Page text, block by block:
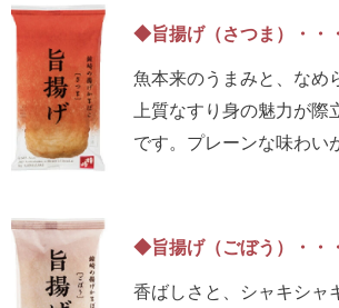
◆旨揚げ（さつま）・・
魚本来のうまみと、なめ
上質なすり身の魅力が際
です。プレーンな味わい
◆旨揚げ（ごぼう）・・
香ばしさと、シャキシャ